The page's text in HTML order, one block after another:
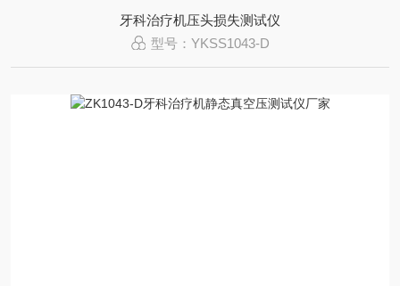
牙科治疗机压头损失测试仪
型号：YKSS1043-D